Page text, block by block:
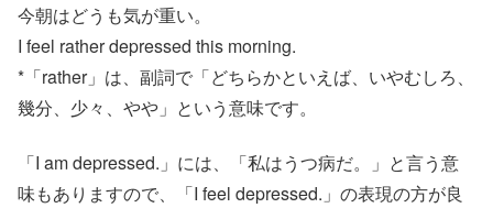
今朝はどうも気が重い。
I feel rather depressed this morning.
*「rather」は、副詞で「どちらかといえば、いやむしろ、
幾分、少々、やや」という意味です。
「I am depressed.」には、「私はうつ病だ。」と言う意
味もありますので、「I feel depressed.」の表現の方が良